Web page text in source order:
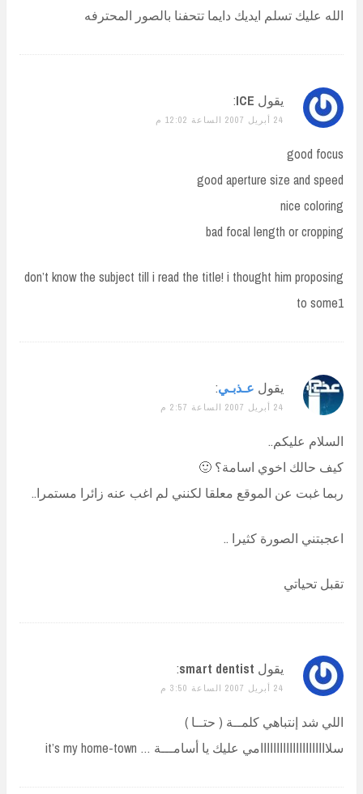
الله عليك تسلم ايديك دايما تتحفنا بالصور المحترفه
يقول ICE
:
24 أبريل 2007 الساعة 12:02 م
good focus
good aperture size and speed
nice coloring
bad focal length or cropping
don’t know the subject till i read the title! i thought him proposing
to some1
يقول عـذبـي:
24 أبريل 2007 الساعة 2:57 م
السلام عليكم..
كيف حالك اخوي اسامة؟ 🙂
ربما غبت عن الموقع معلقا لكنني لم اغب عنه زائرا مستمرا..
اعجبتني الصورة كثيرا ..
تقبل تحياتي
يقول smart dentist
:
24 أبريل 2007 الساعة 3:50 م
اللي شد إنتباهي كلمــة ( حتــا )
سلااااااااااااااااااااامي عليك يا أسامـــة … it’s my home-town